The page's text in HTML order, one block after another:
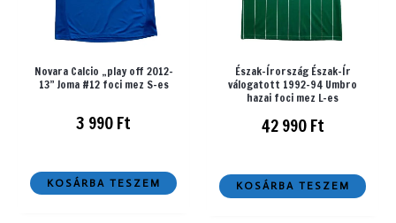
Novara Calcio „play off 2012-
13” Joma #12 foci mez S-es
3 990Ft
KOSÁRBA TESZEM
Észak-Írország Észak-Ír
válogatott 1992-94 Umbro
hazai foci mez L-es
42 990Ft
KOSÁRBA TESZEM